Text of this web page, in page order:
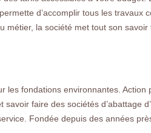
d’accomplir tous les travaux
la société met tout son savoir
les fondations environnantes. Action
faire des sociétés d’abattage
Fondée depuis des années